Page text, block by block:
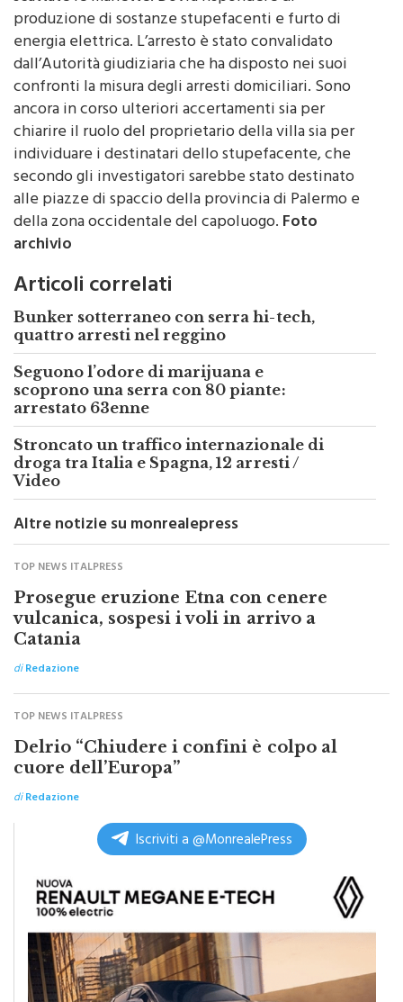
produzione di sostanze stupefacenti e furto di
energia elettrica. L’arresto è stato convalidato
dall’Autorità giudiziaria che ha disposto nei suoi
confronti la misura degli arresti domiciliari. Sono
ancora in corso ulteriori accertamenti sia per
chiarire il ruolo del proprietario della villa sia per
individuare i destinatari dello stupefacente, che
secondo gli investigatori sarebbe stato destinato
alle piazze di spaccio della provincia di Palermo e
della zona occidentale del capoluogo.Foto
archivio
Articoli correlati
Bunker sotterraneo con serra hi-tech,
quattro arresti nel reggino
Seguono l’odore di marijuana e
scoprono una serra con 80 piante:
arrestato 63enne
Stroncato un traffico internazionale di
droga tra Italia e Spagna, 12 arresti /
Video
Altre notizie su monrealepress
TOP NEWS ITALPRESS
Prosegue eruzione Etna con cenere
vulcanica, sospesi i voli in arrivo a
Catania
diRedazione
TOP NEWS ITALPRESS
Delrio “Chiudere i confini è colpo al
cuore dell’Europa”
diRedazione
Iscriviti a @MonrealePress